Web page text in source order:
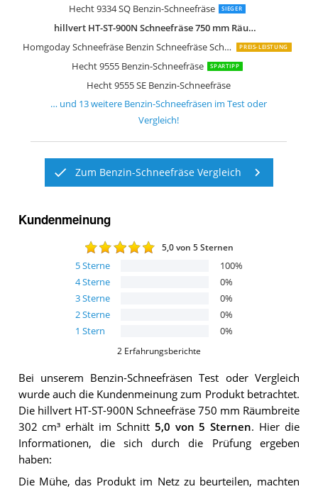
Hecht 9334 SQ Benzin-Schneefräse SIEGER
hillvert HT-ST-900N Schneefräse 750 mm Räumbreite 302 cm³
Homgoday Schneefräse Benzin Schneefräse Schneeräumgeräte 11 m Auswurfweite
PREIS-LEISTUNG
Hecht 9555 Benzin-Schneefräse SPARTIPP
Hecht 9555 SE Benzin-Schneefräse
Hecht 9661SE Benzin Schneefräse
Starke Schneefräse Benzin von Hecht
Hecht Starke Benzin Schneefräse
Hecht Schneefräse Benzin 87 cm
MTD Schneefräße ME 61 Rot
AL-KO Benzinschneefräse 560 II
AL-KO Benzinschneefräse 620E II
Fuxtec Benzin Schneefräse FX-SF2196
P Lindberg Benzin-Schneefräse 196
… und 13weitere Benzin-Schneefräsen im Test oder
Vergleich!
Zum Benzin-Schneefräse Vergleich
Kundenmeinung
5,0von 5 Sternen
5Sterne 100%
4Sterne 0%
3Sterne 0%
2Sterne 0%
1 Stern 0%
2 Erfahrungsberichte
Bei unserem Benzin-Schneefräsen Test oder Vergleich
wurde auch die Kundenmeinung zum Produkt betrachtet.
Die hillvert HT-ST-900N Schneefräse 750 mm Räumbreite
302 cm³erhält im Schnitt 5,0 von 5 Sternen. Hier die
Informationen, die sich durch die Prüfung ergeben
haben:
Die Mühe, das Produkt im Netz zu beurteilen, machten